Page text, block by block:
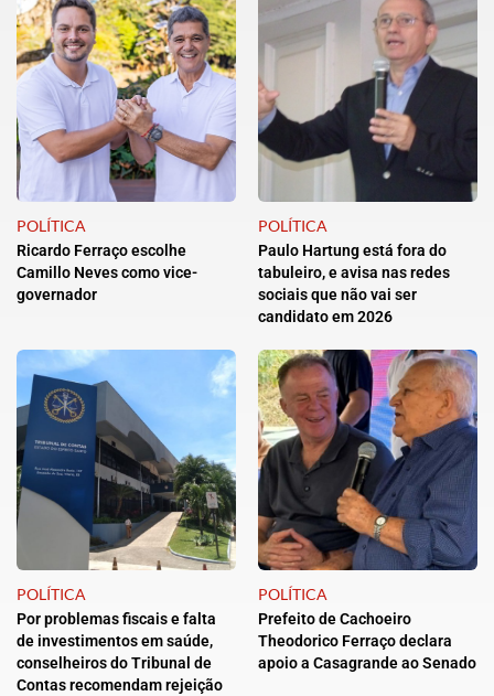
POLÍTICA
Ricardo Ferraço escolhe
Camillo Neves como vice-
governador
POLÍTICA
Paulo Hartung está fora do
tabuleiro, e avisa nas redes
sociais que não vai ser
candidato em 2026
POLÍTICA
Por problemas fiscais e falta
de investimentos em saúde,
conselheiros do Tribunal de
Contas recomendam rejeição
POLÍTICA
Prefeito de Cachoeiro
Theodorico Ferraço declara
apoio a Casagrande ao Senado